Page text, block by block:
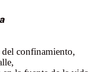
del confinamiento,